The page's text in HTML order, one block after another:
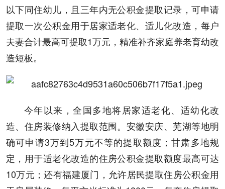
以下同住幼儿，且三年内无公积金提取记录，可申请
提取一次公积金用于居家适老化、适儿化改造，每户
夫妻合计最高可提取1万元，精准补齐家庭养老育幼改
造短板。
今年以来，全国多地将居家适老化、适幼化改
造、住房装修纳入提取范围。安徽安庆、芜湖等地明
确可申请3万到5万元不等的提取额度；甘肃多地规
定，用于适老化改造的住房公积金提取额度最高可达
10万元；还有福建厦门，允许居民提取住房公积金用